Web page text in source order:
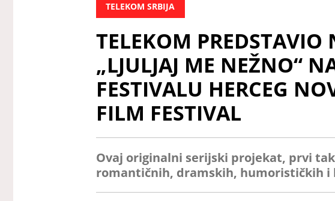
TELEKOM SRBIJA
TELEKOM PREDSTAVIO
„LJULJAJ ME NEŽNO“
FESTIVALU HERCEG
FILM FESTIVAL
Ovaj originalni serijski projekat, prvi
romantičnih, dramskih, humorističkih